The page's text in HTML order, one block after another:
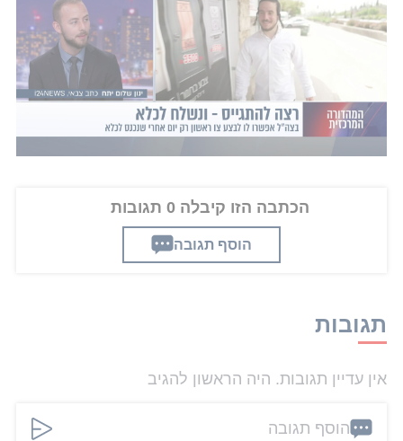
המתווה נחשף לראשונה ב-i24NEWS בחודש מאי.
הרעיון התגלגל בין בכירים בצבא, בין היתר בעקבות
הפרסום על שמילי יקטר המלש"ב החרדי, שהיה
מבקר מסעדות בתוכנית "מדד גלבוע", שביקש להתגייס
אחרי שנתיים של עריקות - ונכלא.
הכתבה הזו קיבלה 0 תגובות
הוסף תגובה
תגובות
אין עדיין תגובות. היה הראשון להגיב
הוסף תגובה